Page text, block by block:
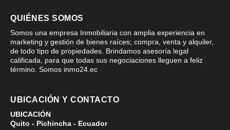
QUIÉNES SOMOS
Somos una empresa Inmobiliaria con amplia experiencia en
marketing y gestión de bienes raíces; compra, venta y alquiler,
de todo tipo de propiedades. Brindamos asesoría legal
calificada, para que todas sus negociaciones lleguen a feliz
término. Somos inmo24.ec
UBICACIÓN Y CONTACTO
UBICACIÓN
Quito - Pichincha - Ecuador